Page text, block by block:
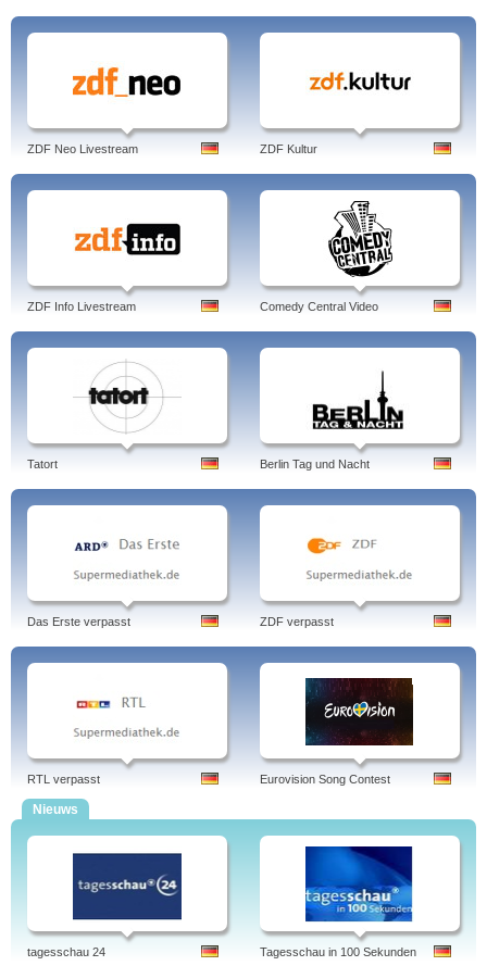
ZDF Neo Livestream ZDF Kultur
ZDF Info Livestream Comedy Central Video
Tatort Berlin Tag und Nacht
Das Erste verpasst ZDF verpasst
RTL verpasst Eurovision Song Contest
Nieuws
tagesschau 24 Tagesschau in 100 Sekunden